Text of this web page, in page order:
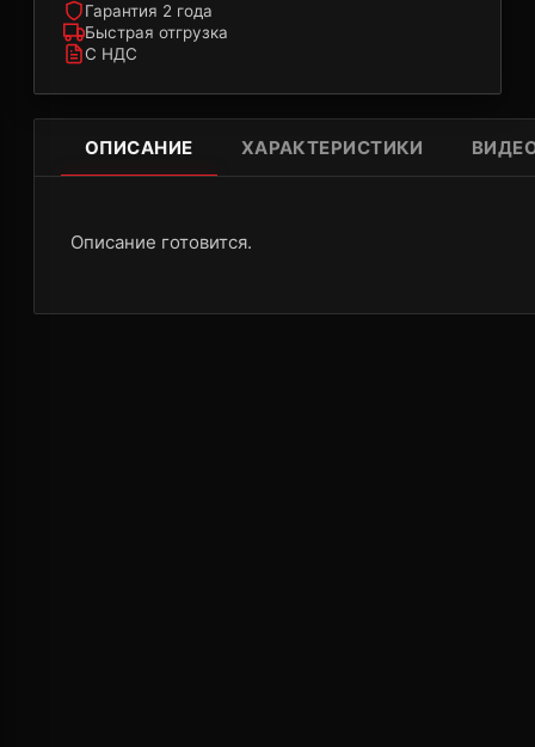
ОПИСАНИЕ ХАРАКТЕРИСТИКИ
Описание готовится.
Гарантия 2 года
Быстрая отгрузка
С НДС